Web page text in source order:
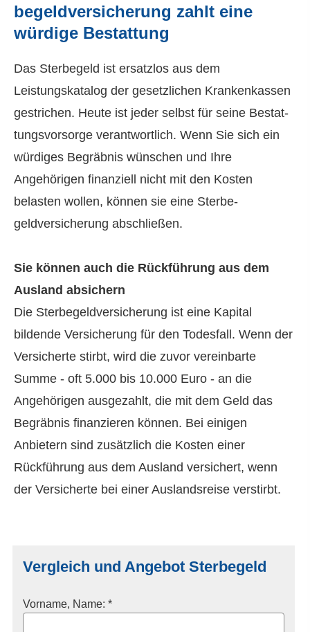
be­geldversicherung zahlt eine
würdige Bestattung
Das Ster­be­geld ist ersatzlos aus dem
Leistungskatalog der gesetzlichen Krankenkassen
gestrichen. Heute ist jeder selbst für seine Be­stat­
tungs­vor­sor­ge verantwortlich. Wenn Sie sich ein
würdiges Begräbnis wün­schen und Ihre
Angehörigen finanziell nicht mit den Kosten
belasten wollen, können sie eine Ster­be­
geldversicherung abschließen.
Sie können auch die Rückführung aus dem
Ausland absichern
Die Ster­be­geldversicherung ist eine Kapital
bildende Versicherung für den Todesfall. Wenn der
Versicherte stirbt, wird die zuvor vereinbarte
Summe - oft 5.000 bis 10.000 Euro - an die
Angehörigen ausgezahlt, die mit dem Geld das
Begräbnis finanzieren können. Bei einigen
Anbietern sind zusätzlich die Kosten einer
Rückführung aus dem Ausland versichert, wenn
der Versicherte bei einer Auslandsreise verstirbt.
Vergleich und Angebot Ster­be­geld
Vorname, Name: *